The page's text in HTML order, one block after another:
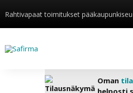
Rahtivapaat toimitukset
Oman
helposti